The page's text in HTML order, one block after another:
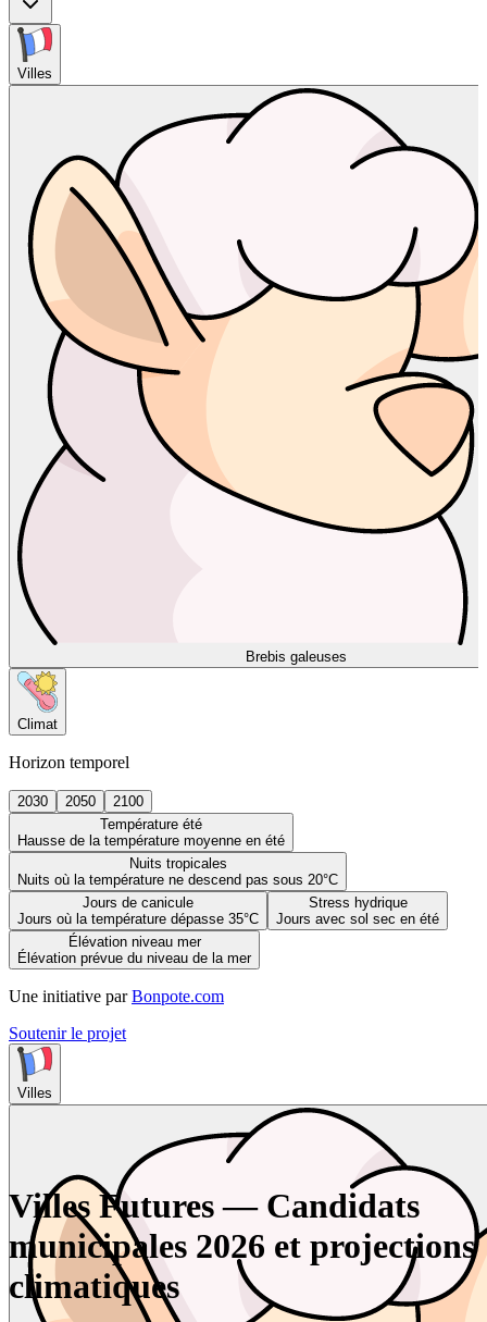
Villes
Brebis galeuses
Climat
Horizon temporel
2030 2050
2100
Température été
Hausse de la température moyenne en été
Nuits tropicales
Nuits où la température ne descend pas sous 20°C
Jours de canicule
Jours où la température dépasse 35°C
Stress hydrique
Jours avec sol sec en été
Élévation niveau mer
Élévation prévue du niveau de la mer
Une initiative par Bonpote.com
Soutenir le projet
Villes
Villes Futures — Candidats
municipales 2026 et projections
climatiques